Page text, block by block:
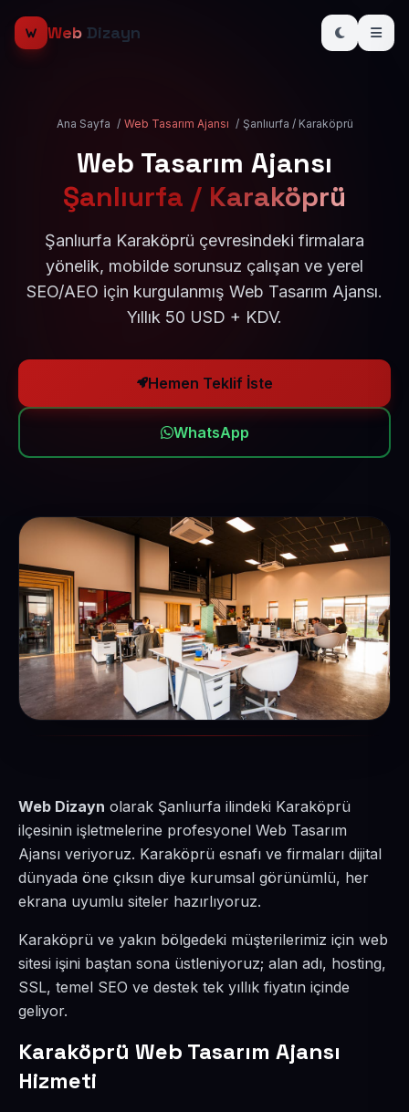
Web Dizayn
Ana Sayfa / Web Tasarım Ajansı / Şanlıurfa / Karaköprü
Web Tasarım Ajansı
Şanlıurfa / Karaköprü
Şanlıurfa Karaköprü çevresindeki firmalara
yönelik, mobilde sorunsuz çalışan ve yerel
SEO/AEO için kurgulanmış Web Tasarım Ajansı.
Yıllık 50 USD + KDV.
Hemen Teklif İste
WhatsApp
Web Dizayn olarak Şanlıurfa ilindeki Karaköprü
ilçesinin işletmelerine profesyonel Web Tasarım
Ajansı veriyoruz. Karaköprü esnafı ve firmaları dijital
dünyada öne çıksın diye kurumsal görünümlü, her
ekrana uyumlu siteler hazırlıyoruz.
Karaköprü ve yakın bölgedeki müşterilerimiz için web
sitesi işini baştan sona üstleniyoruz; alan adı, hosting,
SSL, temel SEO ve destek tek yıllık fiyatın içinde
geliyor.
Karaköprü Web Tasarım Ajansı
Hizmeti